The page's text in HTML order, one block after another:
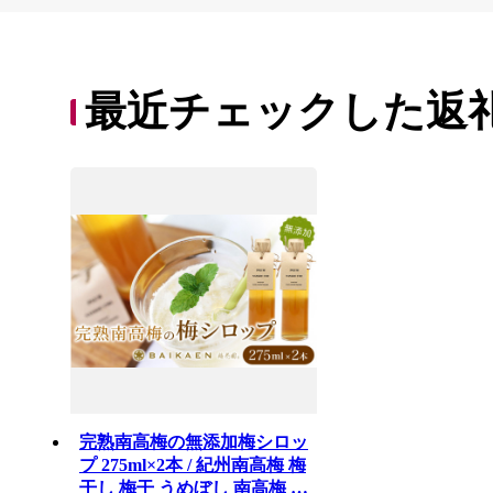
最近チェックした返
完熟南高梅の無添加梅シロッ
プ 275ml×2本 / 紀州南高梅 梅
干し 梅干 うめぼし 南高梅 国